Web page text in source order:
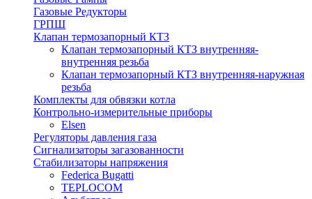
Газовые Редукторы
ГРПШ
Клапан термозапорный КТЗ
Клапан термозапорный КТЗ внутренняя-
внутренняя резьба
Клапан термозапорный КТЗ внутренняя-наружная
резьба
Комплекты для обвязки котла
Контрольно-измерительные приборы
Elsen
Регуляторы давления газа
Сигнализаторы загазованности
Стабилизаторы напряжения
Federica Bugatti
TEPLOCOM